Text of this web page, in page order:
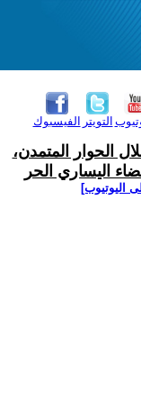
الفيسبوك التويتر
الحوار المتمدن،
اليساري الحر
اليوتيوب]